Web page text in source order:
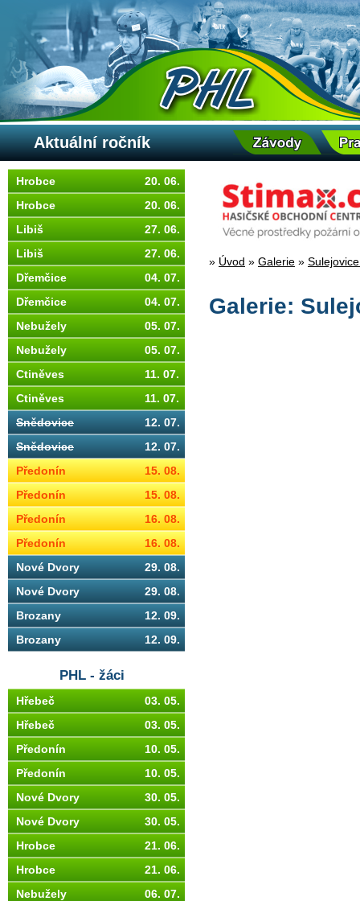
» Úvod » Galerie »
Galerie:
Aktuální ročník
Hrobce
20. 06.
Hrobce
20. 06.
Libiš
27. 06.
Libiš
27. 06.
Dřemčice
04. 07.
Dřemčice
04. 07.
Nebužely
05. 07.
Nebužely
05. 07.
Ctiněves
11. 07.
Ctiněves
11. 07.
Snědovice
12. 07.
Snědovice
12. 07.
Předonín
15. 08.
Předonín
15. 08.
Předonín
16. 08.
Předonín
16. 08.
Nové Dvory
29. 08.
Nové Dvory
29. 08.
Brozany
12. 09.
Brozany
12. 09.
PHL - žáci
Hřebeč
03. 05.
Hřebeč
03. 05.
Předonín
10. 05.
Předonín
10. 05.
Nové Dvory
30. 05.
Nové Dvory
30. 05.
Hrobce
21. 06.
Hrobce
21. 06.
Nebužely
06. 07.